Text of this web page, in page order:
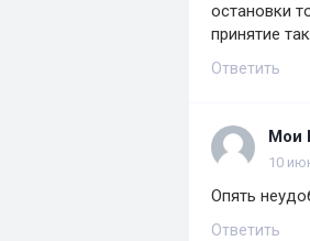
остановки
принятие
Ответить
Мои
10
Опять
Ответить